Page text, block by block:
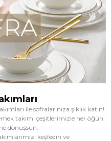
ile sofralarınıza şıklık katın!
takımı çeşitlerimizle her öğün
dönüşsün.
keşfedin ve